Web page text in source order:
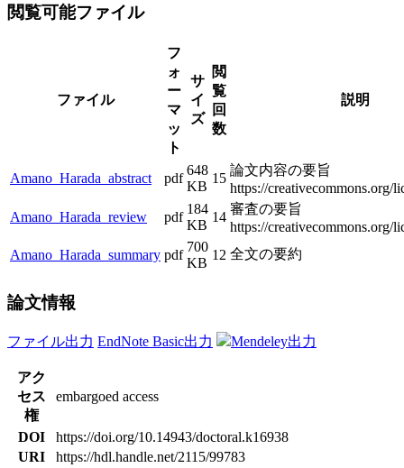
閲覧可能ファイル
ファイル
フ
ォ
ー
マ
ッ
ト
サ
イ
ズ
閲
覧
回
数
説明
Amano_Harada_abstract pdf
648
KB
15
論文内容の要旨
https://creativecommons.org/
Amano_Harada_review
pdf
184
KB
14
審査の要旨
https://creativecommons.org/
Amano_Harada_summary pdf
700
KB
12 全文の要約
論文情報
ファイル出力 EndNote Basic出力 Mendeley出力
アク
セス
権
embargoed access
DOI
https://doi.org/10.14943/doctoral.k16938
URI
https://hdl.handle.net/2115/99783